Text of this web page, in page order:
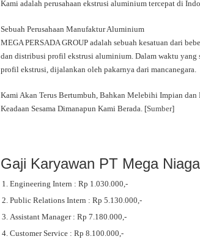
Kami adalah perusahaan ekstrusi aluminium tercepat di
Sebuah Perusahaan Manufaktur Aluminium
MEGA PERSADA GROUP adalah sebuah kesatuan dari
dan distribusi profil ekstrusi aluminium. Dalam waktu
profil ekstrusi, dijalankan oleh pakarnya dari mancanegara.
Kami Akan Terus Bertumbuh, Bahkan Melebihi Impian
Keadaan Sesama Dimanapun Kami Berada. [Sumber]
Gaji Karyawan PT Mega
Engineering Intern : Rp 1.030.000,-
Public Relations Intern : Rp 5.130.000,-
Assistant Manager : Rp 7.180.000,-
Customer Service : Rp 8.100.000,-